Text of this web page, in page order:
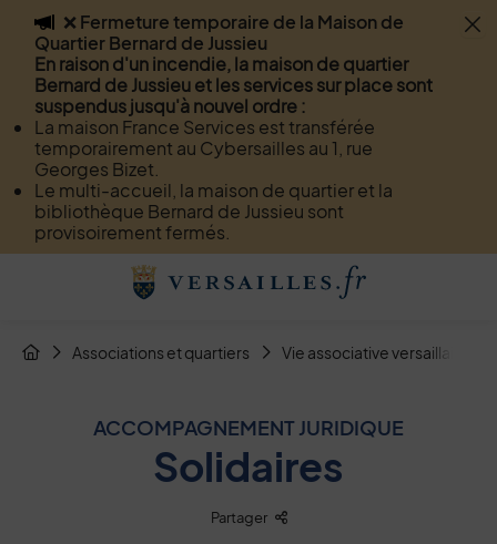
Flash info
❌ Fermeture temporaire de la Maison de
Quartier Bernard de Jussieu
En raison d'un incendie, la maison de quartier
Bernard de Jussieu et les services sur place sont
suspendus jusqu'à nouvel ordre :
La maison France Services est transférée
temporairement au Cybersailles au 1, rue
Georges Bizet.
Le multi-accueil, la maison de quartier et la
bibliothèque Bernard de Jussieu sont
provisoirement fermés.
Menu de raccourcis
Menu
Recherche
Page de contact
Contenu
Retour à l'accueil
Fil d'Arianne de la page
Page d'accueil du site
Associations et quartiers Vie associative versaillaise
ACCOMPAGNEMENT JURIDIQUE
Solidaires
Partager Liste des liens de partage